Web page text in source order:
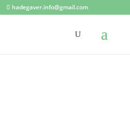
hadegaver.info@gmail.com